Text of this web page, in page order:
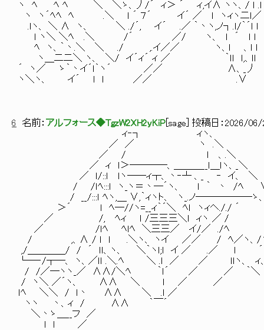
ヽ ﾍ ﾍ ﾍ ＼ ＼ゝ、丿/´ ィ＞ ´ ィ,イ∧ ヽヽ、/ ｌ .ｌ
ヽ ヽ´ﾍﾍ ﾍ .＼ ｌ ´ ７´ イ´ ／ ｌ ヽィヽ二ｌ／
.ｌヽ、 ＼ ∧ ヽ、 ＼ ./´, イ´ .／ ｀丶ヽ,ノ┐.ｌ/｀´ｌ ｌ
ｌ ヽ＼ ＼ﾍ .＼ /´ ／/ ヽ、 ｌ ´ ｌ ｌ
ﾍ ヽ、｀丶.＼ ＼ ./ ,.イ／／ ヽ、ｌ 、ｌ ｌ
ヽ＿二二＼ ヽ、 ＼/ イ´ィ´ ィ ／ ｀ｌｌ ｌ,、ｌｌ
´ ヽ／ ゝ｀丶イ´ｌ｀ヽ´ ／／ ∧、_丿
ヽ＼ヽ、 イ´ ｌ ｌ ／／ .∨
6 名前： アルフォース◆TgzW2XH2yKiP sage ] 投稿日： 2026/06/
ィ‐┐ ィヽ、
／ ／ ヽ .＼
／ / ｌ 、.＼
／ ィ ｌ＞────、＿＿＿__ｌ＿ｌヽ、_＼
／ ｌ/::ｌ ｌヽ──ィ┬、丶‐┴ 、_ ‐ イ、 ＼
/ /ｌﾍ:::ｌ ヽ_ヽ＝丶─´ヽ、 ｌ ｀ 丶 /ﾍ
/ __/:::ｌ ﾍヽ,＿ ∨,｀ィヽト、 ヽ_.ノ──────ゝ、
＞´ ｌ ﾍ─//ヽ=__ィ｀´＼ ﾍｌ ヽィヘ././ ´ ｀丶
／ /, ﾍィ ｌ /三三三＼ｌ ィヽ
／ /ｌﾍ ﾍｌﾍ ＼三三／ イ/／ ./ﾍ ＼ ちょ
/ ,、∧ / ｌ ｌ .＼ヽ、 ヽイ ／／ / ﾍ／ヽ
,/＿＿＿＿/ / ´ ｌｌ、ヽ、 ＼｀ヽｌ;ｌ イ ／ .／
└─‐/┬─、 ヽ、／ｌｌ .＼.ﾍ ＼ .ｌ ／ ／ ｌｌヽ、
/ /／─ヽヽ_／ ∧∧/＼ﾍ ｀ｌ´ ／ ／ ｀＼
/ ヽ＼ ／´ヽ、 ∧∧ ＼ ｌ ／ ／
ｌﾍ ＼＼ / ｌ丶 ∧∧ ＼ .ｌ ／ ※ちなみ
ヽヽ 丶、ィ / ∧∧ ｀￣´
＼丶ゝ＿__フ ／
ｌ ｌ ／